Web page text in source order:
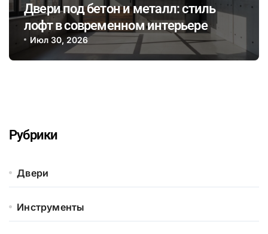
Двери под бетон и металл: стиль
лофт в современном интерьере
Июл 30, 2026
Рубрики
Двери
Инструменты